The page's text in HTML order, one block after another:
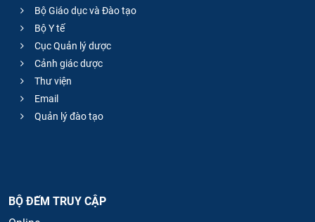
Bộ Giáo dục và Đào tạo
Bộ Y tế
Cục Quản lý dược
Cảnh giác dược
Thư viện
Email
Quản lý đào tạo
BỘ ĐẾM TRUY CẬP